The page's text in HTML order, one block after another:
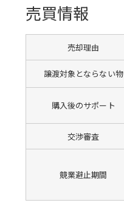
売買情報
売却理由
譲渡対象とならない物
購入後のサポート
交渉審査
競業避止期間